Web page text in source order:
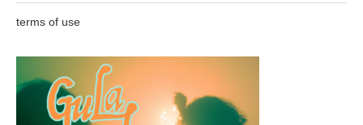
terms of use